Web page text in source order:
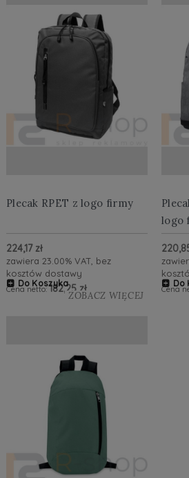
Plecak RPET z logo firmy
224,17 zł
zawiera 23.00% VAT, bez
kosztów dostawy
Cena netto:182,25 zł
Do Koszyka
ZOBACZ WIĘCEJ
logo
Cena
Do